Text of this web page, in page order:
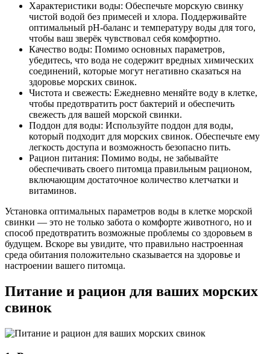
Характеристики воды: Обеспечьте морскую свинку
чистой водой без примесей и хлора. Поддерживайте
оптимальный pH-баланс и температуру воды для того,
чтобы ваш зверёк чувствовал себя комфортно.
Качество воды: Помимо основных параметров,
убедитесь, что вода не содержит вредных химических
соединений, которые могут негативно сказаться на
здоровье морских свинок.
Чистота и свежесть: Ежедневно меняйте воду в клетке,
чтобы предотвратить рост бактерий и обеспечить
свежесть для вашей морской свинки.
Поддон для воды: Используйте поддон для воды,
который подходит для морских свинок. Обеспечьте ему
легкость доступа и возможность безопасно пить.
Рацион питания: Помимо воды, не забывайте
обеспечивать своего питомца правильным рационом,
включающим достаточное количество клетчатки и
витаминов.
Установка оптимальных параметров воды в клетке морской
свинки — это не только забота о комфорте животного, но и
способ предотвратить возможные проблемы со здоровьем в
будущем. Вскоре вы увидите, что правильно настроенная
среда обитания положительно сказывается на здоровье и
настроении вашего питомца.
Питание и рацион для ваших морских
свинок